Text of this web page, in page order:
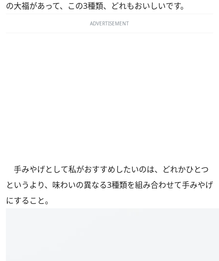
の大福があって、この3種類、どれもおいしいです。
ADVERTISEMENT
手みやげとして私がおすすめしたいのは、どれかひとつ
というより、味わいの異なる3種類を組み合わせて手みやげ
にすること。